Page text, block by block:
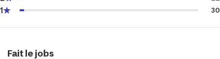
1 30
Fait le jobs